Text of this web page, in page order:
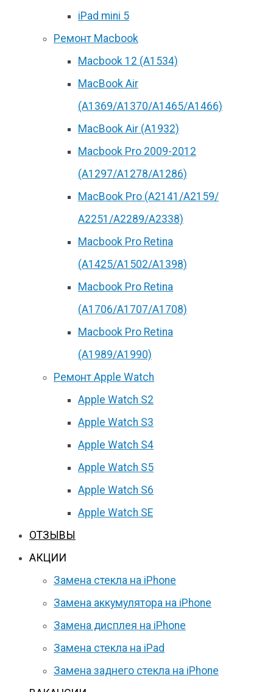
iPad mini 5
Ремонт Macbook
Macbook 12 (А1534)
MacBook Air
(A1369/A1370/A1465/A1466)
MacBook Air (A1932)
Macbook Pro 2009-2012
(A1297/A1278/A1286)
MacBook Pro (А2141/А2159/
А2251/A2289/A2338)
Macbook Pro Retina
(А1425/A1502/A1398)
Macbook Pro Retina
(А1706/A1707/A1708)
Macbook Pro Retina
(А1989/A1990)
Ремонт Apple Watch
Apple Watch S2
Apple Watch S3
Apple Watch S4
Apple Watch S5
Apple Watch S6
Apple Watch SE
ОТЗЫВЫ
АКЦИИ
Замена стекла на iPhone
Замена аккумулятора на iPhone
Замена дисплея на iPhone
Замена стекла на iPad
Замена заднего стекла на iPhone